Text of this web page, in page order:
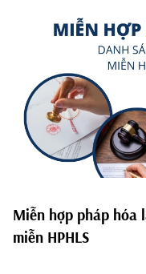
Miễn hợp pháp hóa
miễn HPHLS